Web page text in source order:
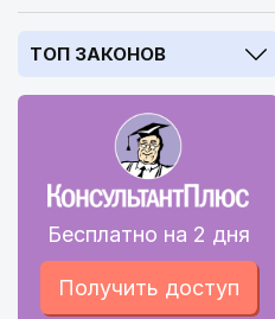
ТОП ЗАКОНОВ
Бесплатно на 2 дня
Получить доступ